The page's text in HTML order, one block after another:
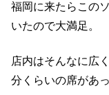
福岡に来たらこの
いたので大満足。
店内はそんなに広
分くらいの席があ